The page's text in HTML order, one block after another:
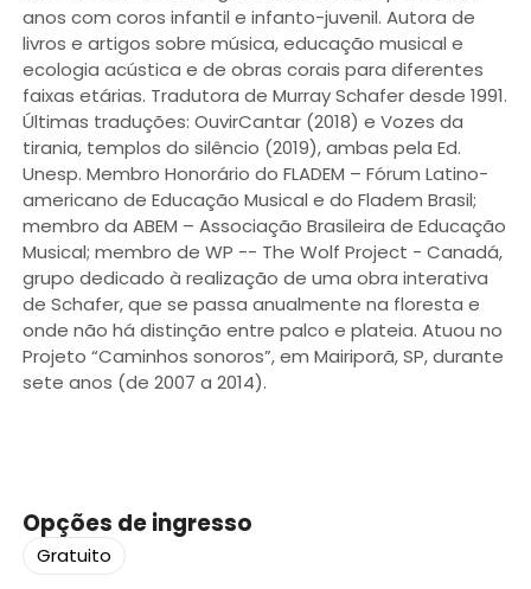
anos com coros infantil e infanto-juvenil. Autora de
livros e artigos sobre música, educação musical e
ecologia acústica e de obras corais para diferentes
faixas etárias. Tradutora de Murray Schafer desde 1991.
Últimas traduções: OuvirCantar (2018) e Vozes da
tirania, templos do silêncio (2019), ambas pela Ed.
Unesp. Membro Honorário do FLADEM – Fórum Latino-
americano de Educação Musical e do Fladem Brasil;
membro da ABEM – Associação Brasileira de Educação
Musical; membro de WP -- The Wolf Project - Canadá,
grupo dedicado à realização de uma obra interativa
de Schafer, que se passa anualmente na floresta e
onde não há distinção entre palco e plateia. Atuou no
Projeto “Caminhos sonoros”, em Mairiporã, SP, durante
sete anos (de 2007 a 2014).
Opções de ingresso
Gratuito